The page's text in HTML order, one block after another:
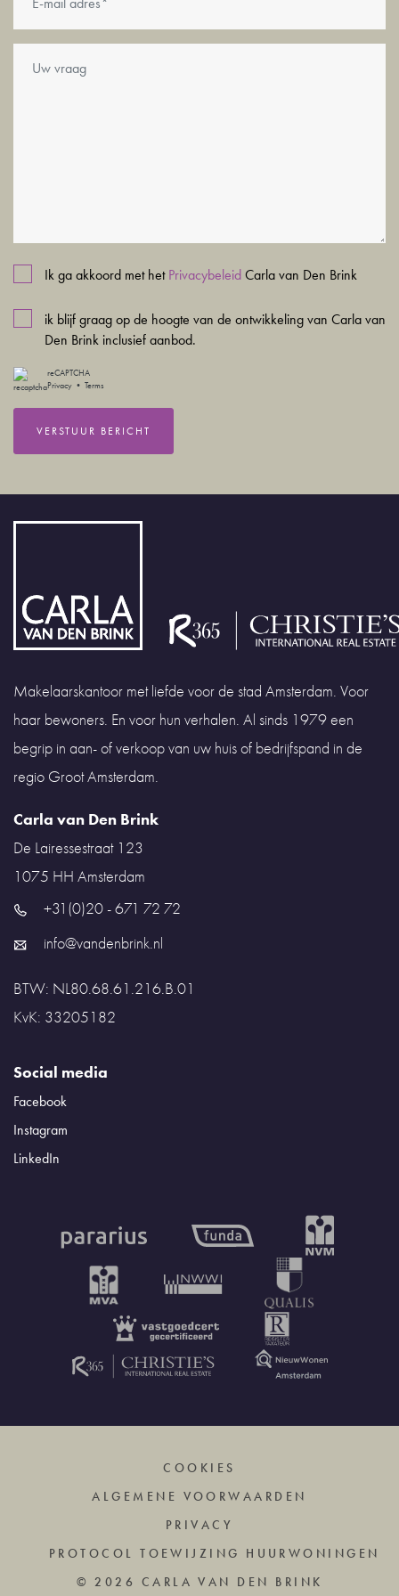
- including washing and drying combination
Ik ga akkoord met hetPrivacybeleidCarla van Den Brink
ik blijf graag op de hoogte van de ontwikkeling van Carla van
Den Brink inclusief aanbod.
reCAPTCHA
Privacy • Terms
VERSTUUR BERICHT
Makelaarskantoor met liefde voor de stad Amsterdam. Voor
haar bewoners. En voor hun verhalen. Al sinds 1979 een
begrip in aan- of verkoop van uw huis of bedrijfspand in de
regio Groot Amsterdam.
Carla van Den Brink
De Lairessestraat 123
1075 HH Amsterdam
+31(0)20 - 671 72 72
info@vandenbrink.nl
BTW: NL80.68.61.216.B.01
KvK: 33205182
Social media
Facebook
Instagram
LinkedIn
COOKIES
ALGEMENE VOORWAARDEN
PRIVACY
PROTOCOL TOEWIJZING HUURWONINGEN
© 2026 CARLA VAN DEN BRINK